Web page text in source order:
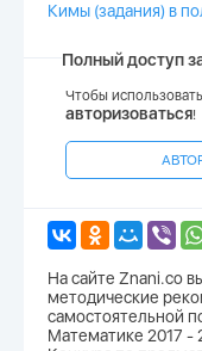
Кимы (задания) в
Полный доступ
Чтобы
авторизоваться!
На сайте Znani.co
методические
самостоятельной
Математике 2017 -